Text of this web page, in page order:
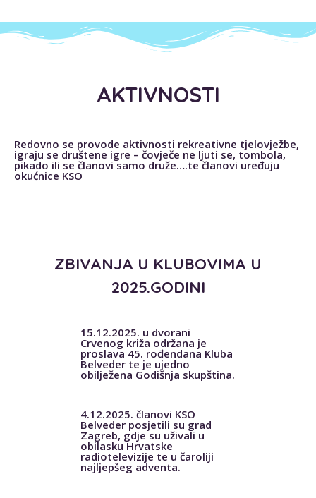
AKTIVNOSTI
Redovno se provode aktivnosti rekreativne tjelovježbe,
igraju se društene igre – čovječe ne ljuti se, tombola,
pikado ili se članovi samo druže….te članovi uređuju
okućnice KSO
ZBIVANJA U KLUBOVIMA U
2025.GODINI
15.12.2025. u dvorani
Crvenog križa održana je
proslava 45. rođendana Kluba
Belveder te je ujedno
obilježena Godišnja skupština.
4.12.2025. članovi KSO
Belveder posjetili su grad
Zagreb, gdje su uživali u
obilasku Hrvatske
radiotelevizije te u čaroliji
najljepšeg adventa.